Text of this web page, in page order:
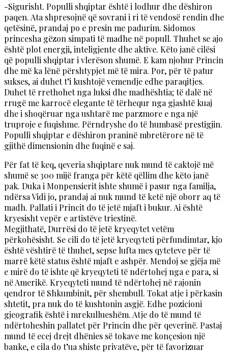
-Sigurisht. Populli shqiptar është i lodhur dhe dëshiron
paqen. Ata shpresojnë që sovrani i ri të vendosë rendin dhe
qetësinë, prandaj po e presin me padurim. Sidomos
princesha gëzon simpati të madhe në popull. Thuhet se ajo
është plot energji, inteligjente dhe aktive. Këto janë cilësi
që populli shqiptar i vlerëson shumë. E kam njohur Princin
dhe më ka lënë përshtypjet më të mira. Por, për të patur
sukses, ai duhet t’i kushtojë vemendje edhe paraqitjes.
Duhet të rrethohet nga luksi dhe madhështia; të dalë në
rrugë me karrocë elegante të tërhequr nga gjashtë kuaj
dhe i shoqëruar nga ushtarë me parzmore e nga një
truproje e fuqishme. Përndryshe do të humbasë prestigjin.
Populli shqiptar e dëshiron praninë mbretërore në të
gjithë dimensionin dhe fuqinë e saj.
Për fat të keq, qeveria shqiptare nuk mund të caktojë më
shumë se 300 mijë franga për këtë qëllim dhe këto janë
pak. Duka i Monpensierit ishte shumë i pasur nga familja,
ndërsa Vidi jo, prandaj ai nuk mund të ketë një oborr aq të
madh. Pallati i Princit do të jetë mjaft i bukur. Ai është
kryesisht vepër e artistëve triestinë.
Megjithatë, Durrësi do të jetë kryeqytet vetëm
përkohësisht. Se cili do të jetë kryeqyteti përfundimtar, kjo
është vështirë të thuhet, sepse lufta mes qyteteve për të
marrë këtë status është mjaft e ashpër. Mendoj se gjëja më
e mirë do të ishte që kryeqyteti të ndërtohej nga e para, si
në Amerikë. Kryeqyteti mund të ndërtohej në rajonin
qendror të Shkumbinit, për shembull. Tokat atje i përkasin
shtetit, pra nuk do të kushtonin asgjë. Edhe pozicioni
gjeografik është i mrekullueshëm. Atje do të mund të
ndërtoheshin pallatet për Princin dhe për qeverinë. Pastaj
mund të ecej drejt dhënies së tokave me konçesion një
banke, e cila do t’ua shiste privatëve, për të favorizuar